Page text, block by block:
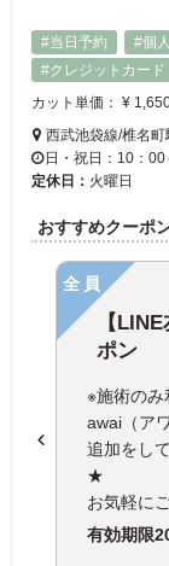
#当日予約
#個
#クレジットカード
カット単価： ¥
西武池袋線/椎名
日・祝日：10：
定休日： 火曜日
おすすめクーポ
全員
【
ポン
※施術のみ
awai（ア
追加をし
★
お気軽に
有効期限